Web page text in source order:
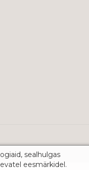
sealhulgas
eesmärkidel.